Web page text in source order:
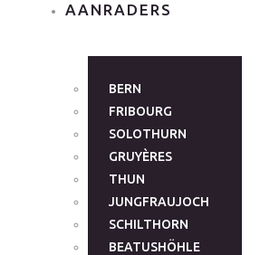
AANRADERS
BERN
FRIBOURG
SOLOTHURN
GRUYÈRES
THUN
JUNGFRAUJOCH
SCHILTHORN
BEATUSHÖHLE